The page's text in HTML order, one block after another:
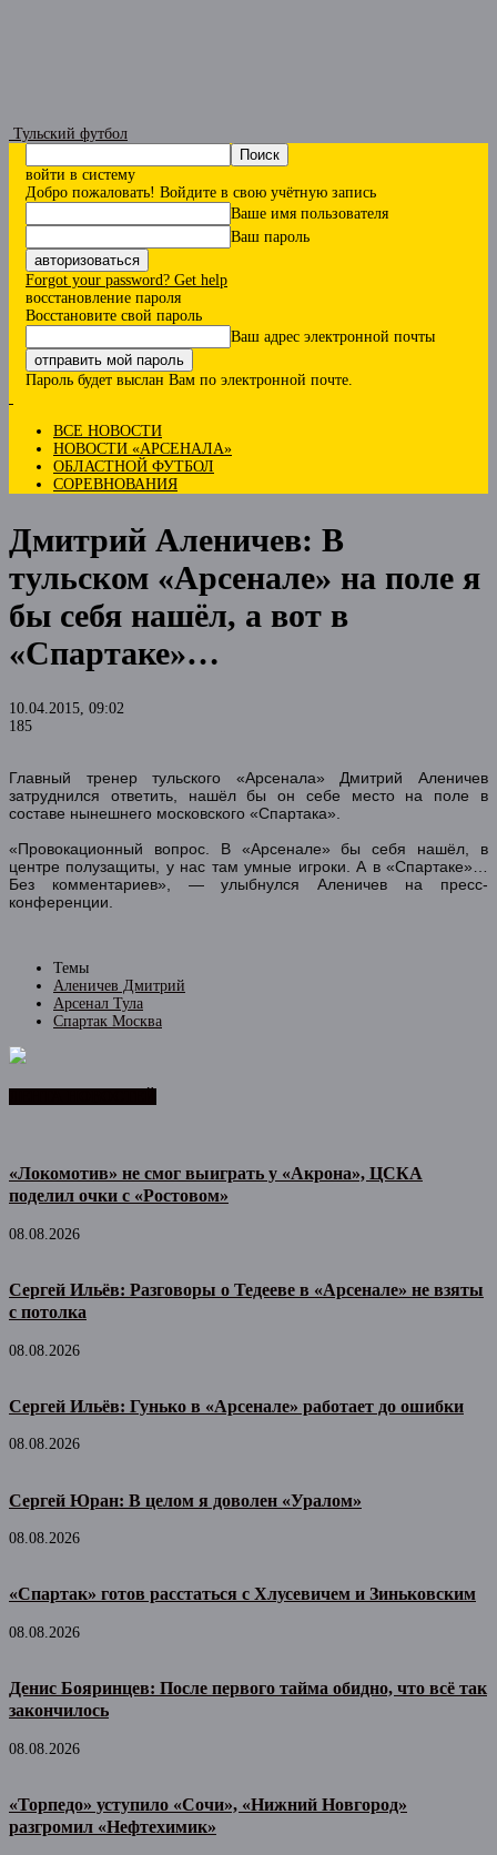
Тульский футбол
войти в систему
Добро пожаловать! Войдите в свою учётную запись
Ваше имя пользователя
Ваш пароль
Forgot your password? Get help
восстановление пароля
Восстановите свой пароль
Ваш адрес электронной почты
Пароль будет выслан Вам по электронной почте.
ВСЕ НОВОСТИ
НОВОСТИ «АРСЕНАЛА»
ОБЛАСТНОЙ ФУТБОЛ
СОРЕВНОВАНИЯ
Дмитрий Аленичев: В
тульском «Арсенале» на поле я
бы себя нашёл, а вот в
«Спартаке»…
10.04.2015, 09:02
185
Главный тренер тульского «Арсенала» Дмитрий Аленичев
затруднился ответить, нашёл бы он себе место на поле в
составе нынешнего московского «Спартака».
«Провокационный вопрос. В «Арсенале» бы себя нашёл, в
центре полузащиты, у нас там умные игроки. А в «Спартаке»…
Без комментариев», — улыбнулся Аленичев на пресс-
конференции.
Темы
Аленичев Дмитрий
Арсенал Тула
Спартак Москва
«Локомотив» не смог выиграть у «Акрона», ЦСКА
поделил очки с «Ростовом»
08.08.2026
Сергей Ильёв: Разговоры о Тедееве в «Арсенале» не взяты
с потолка
08.08.2026
Сергей Ильёв: Гунько в «Арсенале» работает до ошибки
08.08.2026
Сергей Юран: В целом я доволен «Уралом»
08.08.2026
«Спартак» готов расстаться с Хлусевичем и Зиньковским
08.08.2026
Денис Бояринцев: После первого тайма обидно, что всё так
закончилось
08.08.2026
«Торпедо» уступило «Сочи», «Нижний Новгород»
разгромил «Нефтехимик»